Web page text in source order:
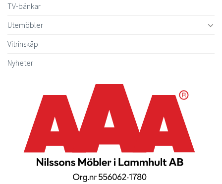
TV-bänkar
Utemöbler
Vitrinskåp
Nyheter